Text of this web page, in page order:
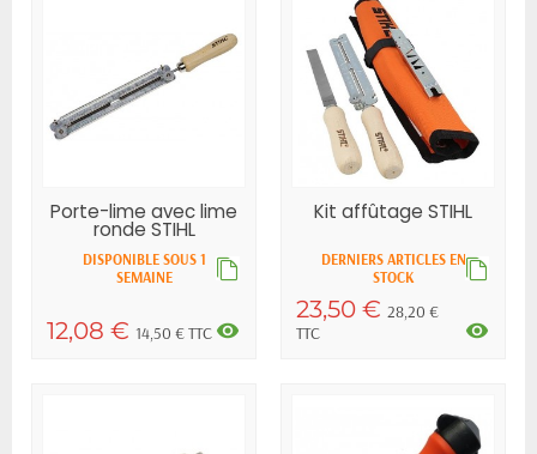
Porte-lime avec lime
ronde STIHL
DISPONIBLE SOUS 1
SEMAINE
12,08 € 14,50 € TTC visibility
Kit affûtage STIHL
DERNIERS ARTICLES EN
STOCK
23,50 € 28,20 €
TTC
visibility